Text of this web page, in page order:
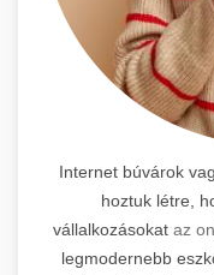
Internet búvárok
hoztuk létre,
vállalkozásokat az
legmodernebb